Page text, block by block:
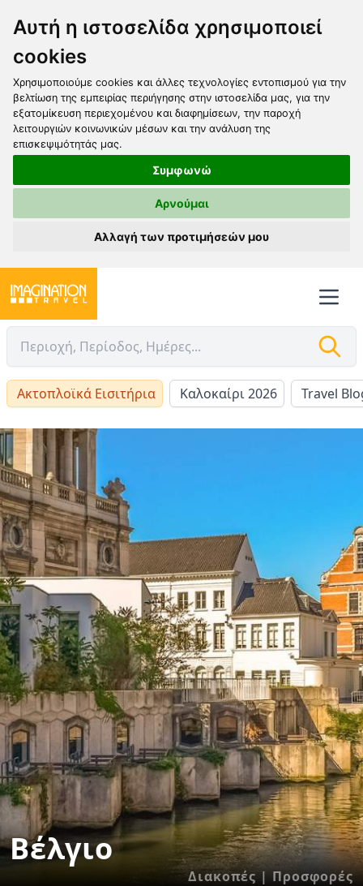
Αυτή η ιστοσελίδα χρησιμοποιεί
cookies
Χρησιμοποιούμε cookies και άλλες τεχνολογίες εντοπισμού για την
βελτίωση της εμπειρίας περιήγησης στην ιστοσελίδα μας, για την
εξατομίκευση περιεχομένου και διαφημίσεων, την παροχή
λειτουργιών κοινωνικών μέσων και την ανάλυση της
επισκεψιμότητάς μας.
Συμφωνώ
Αρνούμαι
Αλλαγή των προτιμήσεών μου
Ακτοπλοϊκά Εισιτήρια Καλοκαίρι 2026 Travel
Βέλγιο
Διακοπές | Προσφορές